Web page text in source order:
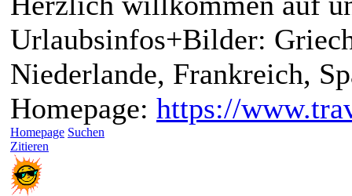
Urlaubsinfos+Bilder:
Niederlande, Frankreich,
Homepage: https://
Homepage Suchen
Zitieren